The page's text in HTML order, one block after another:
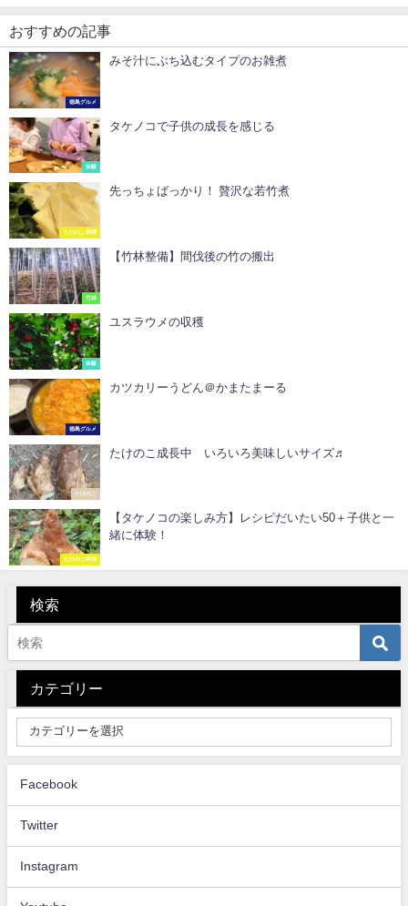
おすすめの記事
徳島グルメ
みそ汁にぶち込むタイプのお雑煮
体験
タケノコで子供の成長を感じる
たけのこ料理
先っちょばっかり！ 贅沢な若竹煮
竹林
【竹林整備】間伐後の竹の搬出
体験
ユスラウメの収穫
徳島グルメ
カツカリーうどん＠かまたまーる
たけのこ
たけのこ成長中 いろいろ美味しいサイズ♬
たけのこ料理
【タケノコの楽しみ方】レシピだいたい50＋子供と一
緒に体験！
検索
カテゴリー
Facebook
Twitter
Instagram